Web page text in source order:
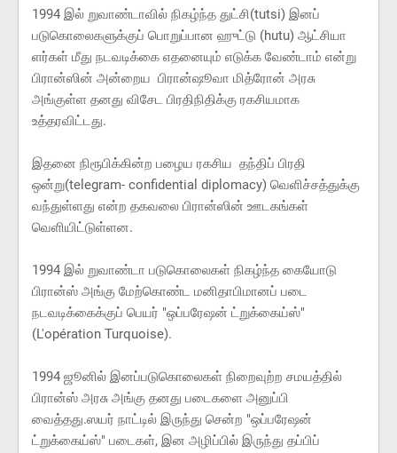
1994 இல் றுவாண்டாவில் நிகழ்ந்த துட்சி(tutsi) இனப்
படுகொலைகளுக்குப் பொறுப்பான ஹுட்டு (hutu) ஆட்சியா
ளர்கள் மீது நடவடிக்கை எதனையும் எடுக்க வேண்டாம் என்று
பிரான்ஸின் அன்றைய பிரான்ஷூவா மித்ரோன் அரசு
அங்குள்ள தனது விசேட பிரதிநிதிக்கு ரகசியமாக
உத்தரவிட்டது.
இதனை நிரூபிக்கின்ற பழைய ரகசிய தந்திப் பிரதி
ஒன்று(telegram- confidential diplomacy) வெளிச்சத்துக்கு
வந்துள்ளது என்ற தகவலை பிரான்ஸின் ஊடகங்கள்
வெளியிட்டுள்ளன.
1994 இல் றுவாண்டா படுகொலைகள் நிகழ்ந்த கையோடு
பிரான்ஸ் அங்கு மேற்கொண்ட மனிதாபிமானப் படை
நடவடிக்கைக்குப் பெயர் "ஒப்பரேஷன் ட்றுக்கைய்ஸ்"
(L'opération Turquoise).
1994 ஜூனில் இனப்படுகொலைகள் நிறைவுற்ற சமயத்தில்
பிரான்ஸ் அரசு அங்கு தனது படைகளை அனுப்பி
வைத்தது.ஸயர் நாட்டில் இருந்து சென்ற "ஒப்பரேஷன்
ட்றுக்கைய்ஸ்" படைகள், இன அழிப்பில் இருந்து தப்பிப்